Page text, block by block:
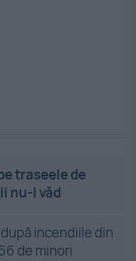
traseele de
nu-l văd
incendiile din
de minori